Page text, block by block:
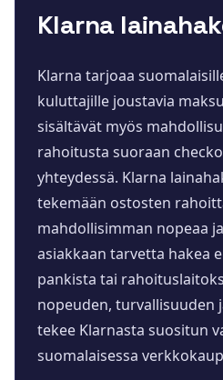
Klarna
Klarna tarjoaa
kuluttajille joustavia
sisältävät myös
rahoitusta suoraan
yhteydessä. Klarna
tekemään ostosten
mahdollisimman nopeaa
asiakkaan tarvetta hakea
pankista tai
nopeuden, turvallisuuden
tekee Klarnasta suositun
suomalaisessa